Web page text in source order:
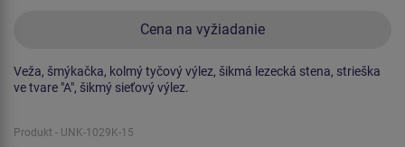
Cena na vyžiadanie
Veža, šmýkačka, kolmý tyčový výlez, šikmá lezecká stena, strieška
ve tvare "A", šikmý sieťový výlez.
Produkt - UNK-1029K-15